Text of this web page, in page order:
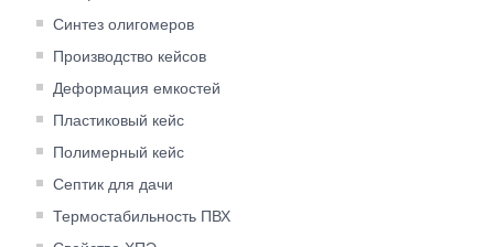
Синтез олигомеров
Производство кейсов
Деформация емкостей
Пластиковый кейс
Полимерный кейс
Септик для дачи
Термостабильность ПВХ